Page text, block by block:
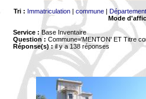
Tri : Immatriculation| commune| Département
Mode
Service : Base Inventaire
Question : Commune='MENTON' ET Titre
Réponse(s) :il y a 138 réponses